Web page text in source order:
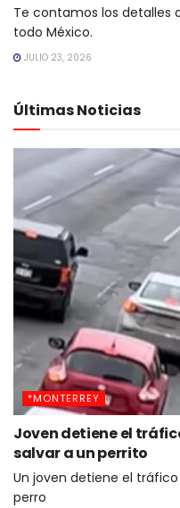
Te contamos los detalles
todo México.
JULIO 23, 2026
Últimas Noticias
*MONTERREY
Joven detiene el
salvar a un perrito
Un joven detiene el
perro